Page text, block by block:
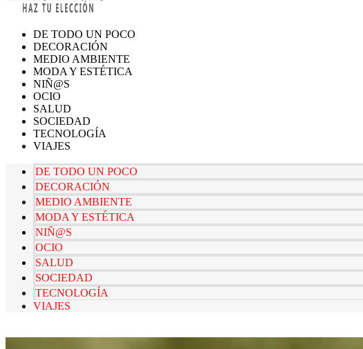
DE TODO UN POCO
DECORACIÓN
MEDIO AMBIENTE
MODA Y ESTÉTICA
NIÑ@S
OCIO
SALUD
SOCIEDAD
TECNOLOGÍA
VIAJES
DE TODO UN POCO
DECORACIÓN
MEDIO AMBIENTE
MODA Y ESTÉTICA
NIÑ@S
OCIO
SALUD
SOCIEDAD
TECNOLOGÍA
VIAJES